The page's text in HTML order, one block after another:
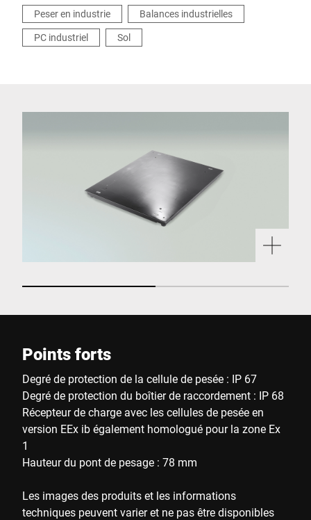
Peser en industrie
Balances industrielles
PC industriel
Sol
Points forts
Degré de protection de la cellule de pesée : IP 67
Degré de protection du boîtier de raccordement : IP 68
Récepteur de charge avec les cellules de pesée en
version EEx ib également homologué pour la zone Ex
1
Hauteur du pont de pesage : 78 mm
Les images des produits et les informations
techniques peuvent varier et ne pas être disponibles